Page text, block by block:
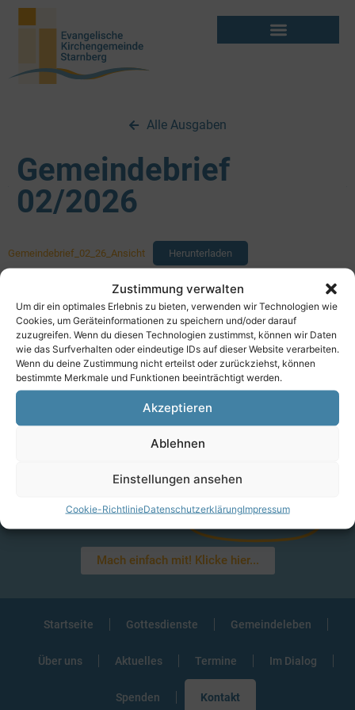
Zustimmung verwalten
Um dir ein optimales Erlebnis zu bieten, verwenden wir Technologien wie
Cookies, um Geräteinformationen zu speichern und/oder darauf
zuzugreifen. Wenn du diesen Technologien zustimmst, können wir Daten
wie das Surfverhalten oder eindeutige IDs auf dieser Website verarbeiten.
Wenn du deine Zustimmung nicht erteilst oder zurückziehst, können
bestimmte Merkmale und Funktionen beeinträchtigt werden.
Akzeptieren
Ablehnen
Einstellungen ansehen
Cookie-RichtlinieDatenschutzerklärungImpressum
Alle Ausgaben
Gemeindebrief
02/2026
Gemeindebrief_02_26_Ansicht Herunterladen
Interesse am Ehrenamt?
Mach einfach mit! Klicke hier...
Startseite Gottesdienste Gemeindeleben
Über uns Aktuelles Termine Im Dialog
Spenden Kontakt